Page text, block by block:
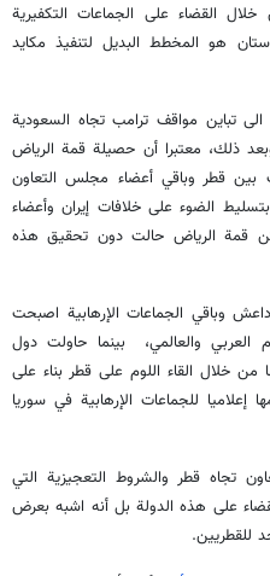
القضاء على الجماعات التكفيرية
هو المخطط البديل لتنفيذ مكايد
تباين مواقف ترامب تجاه السعودية
ذلك، معتبرا أن حصيلة قمة الرياض
بين قطر وباقي أعضاء مجلس التعاون
الضوء على خلافات إيران وأعضاء
لكن قمة الرياض حالت دون تحقيق هذه
وباقي الجماعات الإرهابية اصبحت
العربي والعالمي، بينما حاولت دول
من خلال القاء اللوم على قطر بناء على
إعلاميا للجماعات الإرهابية في سوريا
تجاه قطر والشروط التعجيزية التي
على هذه الدولة بل أنه اشبه بعرض
للقطريين.